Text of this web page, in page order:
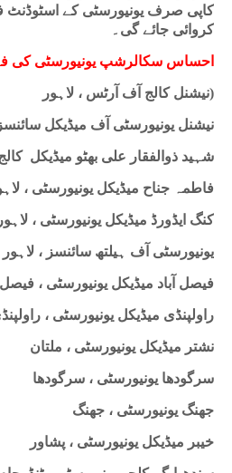
کاپی صرف یونیورسٹی کے اسٹوڈنٹ
کروائی جائے گی۔
احساس سکالرشپ یونیورسٹی کی
نیشنل کالج آف آرٹس ، لاہور)
نیشنل یونیورسٹی آف میڈیکل سائنسز
شہید ذوالفقار علی بھٹو میڈیکل
فاطمہ جناح میڈیکل یونیورسٹی ،
کنگ ایڈورڈ میڈیکل یونیورسٹی ، لاہور
یونیورسٹی آف ہیلتھ سائنسز ، لاہور
فیصل آباد میڈیکل یونیورسٹی ، فیصل
راولپنڈی میڈیکل یونیورسٹی ،
نشتر میڈیکل یونیورسٹی ، ملتان
سرگودھا یونیورسٹی ، سرگودھا
جھنگ یونیورسٹی ، جھنگ
خیبر میڈیکل یونیورسٹی ، پشاور